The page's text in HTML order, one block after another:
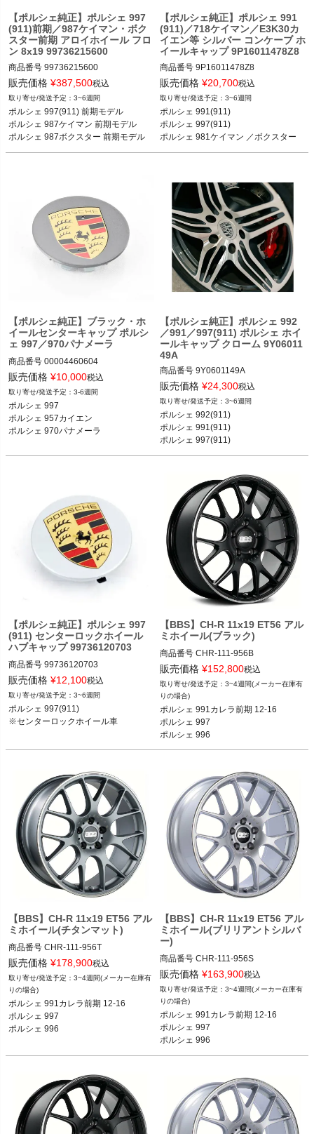
【ポルシェ純正】ポルシェ 997
(911)前期／987ケイマン・ボク
スター前期 アロイホイール フロ
ン 8x19 99736215600
商品番号 99736215600
ポルシェ 997(911) カレラ／カレラS／
カレラGTS／カレラ4／カレラ4S／カ
レラ4GTS／ターボ／ターボS／GT2／
GT2RS／GT3／GT3 RS 04-08
ポルシェ 987ケイマン ケイマン／ケイ
ボクスターS 04-08
*前期モデル
販売価格 ¥387,500税込
3~6週間
ポルシェ 997(911) 前期モデル
ポルシェ 987ケイマン 前期モデル
ポルシェ 987ボクスター 前期モデル
【ポルシェ純正】ポルシェ 991
(911)／718ケイマン／E3K30カ
イエン等 シルバー コンケーブ ホ
イールキャップ 9P16011478Z8
商品番号 9P16011478Z8
ポルシェ 991(911) カレラ／カレラS／
カレラ4／カレラ4S／ターボ／ターボ
S／GT3／GT3 RS 11-18
ポルシェ 997(911) カレラ／カレラS／
カレラGTS／カレラ4／カレラ4S／カ
レラ4GTS／ターボ／ターボS／GT2／
ポルシェ 981ケイマン ケイマン／ケイ
マンS 12-16
ポルシェ 981ボクスター ボクスター／
ボクスターS 12-16
ポルシェ 987ケイマン ケイマン／ケイ
マンS／ケイマンR 04-12
ポルシェ 987ボクスター ボクスター／
ボクスターS 04-12
ポルシェ E3K30カイエン カイエン／
カイエンS／カイエンE-Hybrid／クー
ポルシェ 958カイエン カイエン／カイ
エンS／カイエン ターボ／カイエンS
ハイブリッド／GTS 10-18
ポルシェ 971パナメーラ スポーツツー
リスモ 4／4S／4E／ターボ／ターボS
17-
ポルシェ 971パナメーラ 4／4S／4E／
ターボ／ターボS／GTS 16-
ポルシェ 970パナメーラ 4／S／4S／
販売価格 ¥20,700税込
3~6週間
ポルシェ 991(911)
ポルシェ 997(911)
ポルシェ 981ケイマン ／ボクスター
【ポルシェ純正】ブラック・ホ
イールセンターキャップ ポルシ
ェ 997／970パナメーラ
商品番号 00004460604
ポルシェ 997 05-13
ポルシェ 957カイエン 06-10
ポルシェ 970パナメーラ 09-16
販売価格 ¥10,000税込
3-6週間
ポルシェ 997
ポルシェ 957カイエン
ポルシェ 970パナメーラ
【ポルシェ純正】ポルシェ 992
／991／997(911) ポルシェ ホイ
ールキャップ クローム 9Y06011
49A
商品番号 9Y0601149A
ポルシェ 992(911) カレラ／カレラS／
カレラ4／カレラ4S／タルガ4／タル
ガ4S／ターボ／ターボS／GT3 18-
ポルシェ 991(911) カレラ／カレラS／
カレラ4／カレラ4S／ターボ／ターボ
ポルシェ 997(911) カレラ／カレラS／
カレラGTS／カレラ4／カレラ4S／カ
レラ4GTS／ターボ／ターボS／GT2／
GT2RS／GT3／GT3 RS 04-11
販売価格 ¥24,300税込
3~6週間
ポルシェ 992(911)
ポルシェ 991(911)
ポルシェ 997(911)
【ポルシェ純正】ポルシェ 997
(911) センターロックホイール
ハブキャップ 99736120703
商品番号 99736120703
ポルシェ 997(911)
※センターロックホイール車
販売価格 ¥12,100税込
3~6週間
ポルシェ 997(911)
※センターロックホイール車
【BBS】CH-R 11x19 ET56 アル
ミホイール(ブラック)
商品番号 CHR-111-956B
CHR-111-956B
FVD：CHR 111 956B
ポルシェ 991カレラ前期 12-16
ポルシェ 997 05-12
ポルシェ 996 98-05
販売価格 ¥152,800税込
3~4週間(メーカー在庫有
りの場合)
ポルシェ 991カレラ前期 12-16
ポルシェ 997
ポルシェ 996
【BBS】CH-R 11x19 ET56 アル
ミホイール(チタンマット)
商品番号 CHR-111-956T
CHR-111-956T
FVD：CHR 111 956T
ポルシェ 991カレラ前期 12-16
ポルシェ 997 05-12
ポルシェ 996 98-05
販売価格 ¥178,900税込
3~4週間(メーカー在庫有
りの場合)
ポルシェ 991カレラ前期 12-16
ポルシェ 997
ポルシェ 996
【BBS】CH-R 11x19 ET56 アル
ミホイール(ブリリアントシルバ
ー)
商品番号 CHR-111-956S
CHR-111-956S
FVD：CHR 111 956S
ポルシェ 991カレラ前期 12-16
ポルシェ 997 05-12
ポルシェ 996 98-05
販売価格 ¥163,900税込
3~4週間(メーカー在庫有
りの場合)
ポルシェ 991カレラ前期 12-16
ポルシェ 997
ポルシェ 996